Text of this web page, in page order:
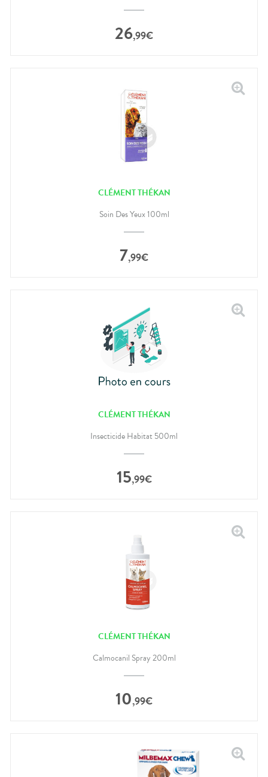
26,99€
CLÉMENT THÉKAN
Soin Des Yeux 100ml
7,99€
CLÉMENT THÉKAN
Insecticide Habitat 500ml
15,99€
CLÉMENT THÉKAN
Calmocanil Spray 200ml
10,99€